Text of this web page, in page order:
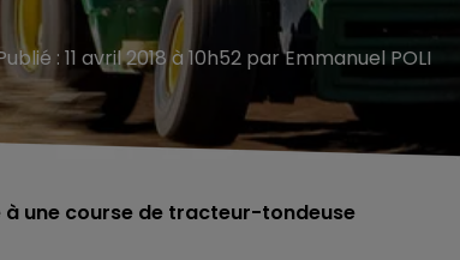
: 11 avril 2018 à 10h52 par Emmanuel POLI
à une course de tracteur-tondeuse